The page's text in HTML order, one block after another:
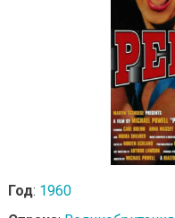
Год: 1960